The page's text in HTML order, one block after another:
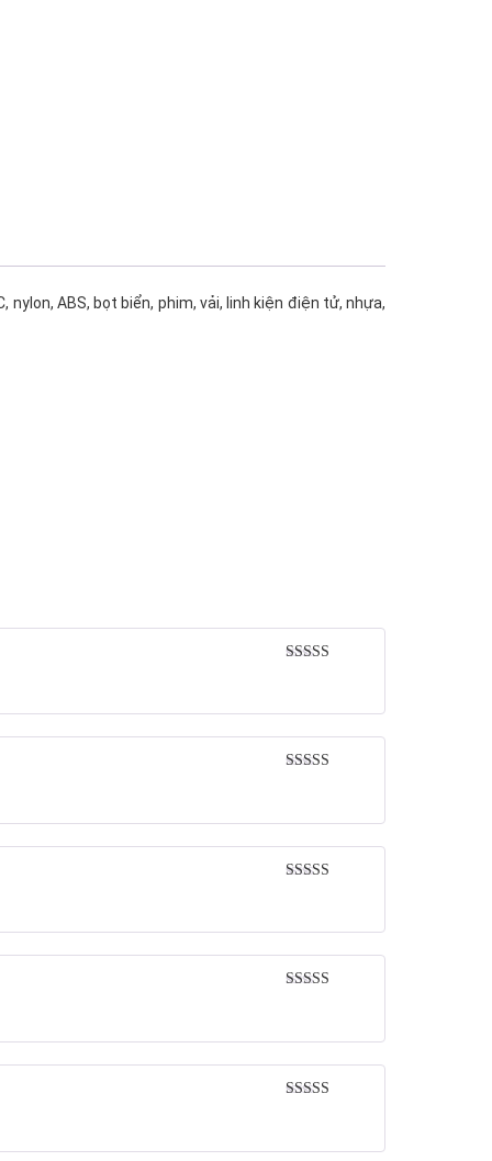
nylon, ABS, bọt biển, phim, vải, linh kiện điện tử, nhựa,